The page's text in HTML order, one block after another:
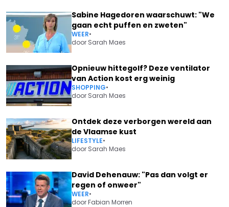
Sabine Hagedoren waarschuwt: "We
gaan echt puffen en zweten"
WEER•
door Sarah Maes
Opnieuw hittegolf? Deze ventilator
van Action kost erg weinig
SHOPPING•
door Sarah Maes
Ontdek deze verborgen wereld aan
de Vlaamse kust
LIFESTYLE•
door Sarah Maes
David Dehenauw: "Pas dan volgt er
regen of onweer"
WEER•
doorFabian Morren